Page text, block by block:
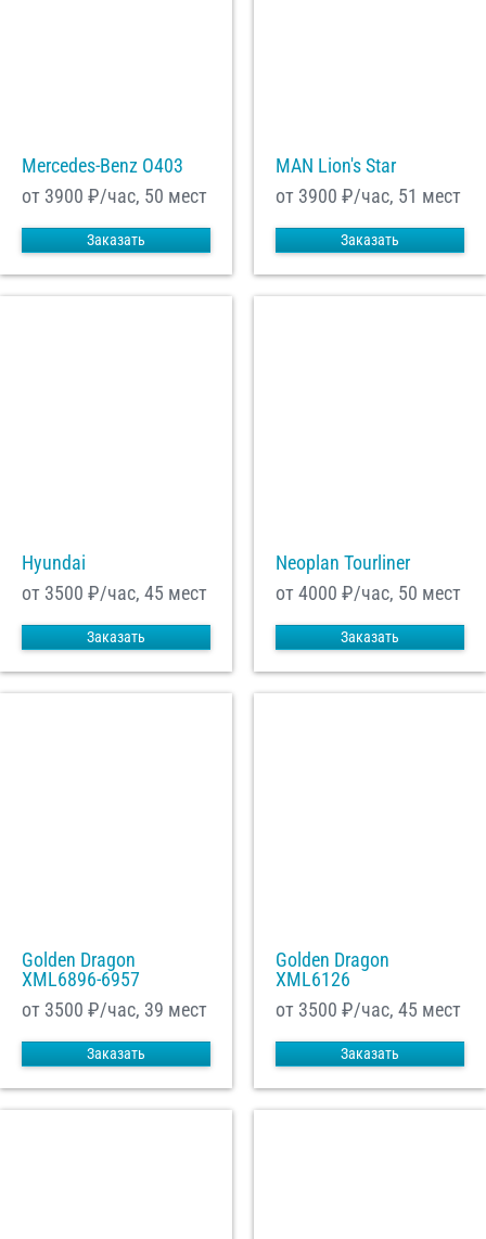
Mercedes-Benz О403
от 3900 ₽/час, 50 мест
Заказать
MAN Lion's Star
от 3900 ₽/час, 51 мест
Заказать
Hyundai
от 3500 ₽/час, 45 мест
Заказать
Neoplan Tourliner
от 4000 ₽/час, 50 мест
Заказать
Golden Dragon
XML6896-6957
от 3500 ₽/час, 39 мест
Заказать
Golden Dragon
XML6126
от 3500 ₽/час, 45 мест
Заказать